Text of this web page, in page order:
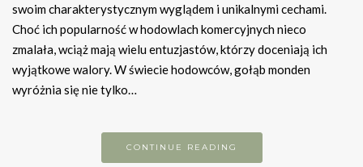
swoim charakterystycznym wyglądem i unikalnymi cechami.
Choć ich popularność w hodowlach komercyjnych nieco
zmalała, wciąż mają wielu entuzjastów, którzy doceniają ich
wyjątkowe walory. W świecie hodowców, gołąb monden
wyróżnia się nie tylko…
CONTINUE READING